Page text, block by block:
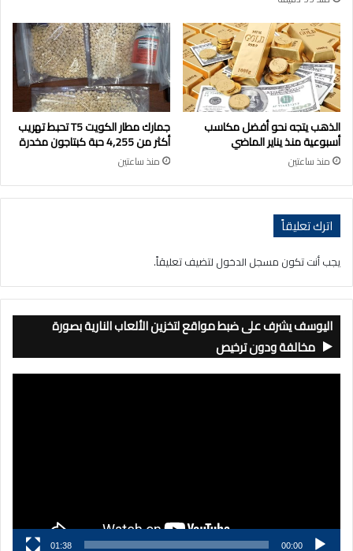
الذهب يتجه نحو أفضل مكاسب
أسبوعية منذ يناير الماضي
منذ ساعتين
جمارك مطار الكويت T5 تحبط تهريب
أكثر من 4,255 حبة كبتاجون مخدرة
منذ ساعتين
اترك تعليقاً
يجب أنت تكون مسجل الدخول لتضيف تعليقاً.
اليوسف يشرف على ضبط مواقع لتخزين الألعاب النارية بصورة
مخالفة ودون ترخيص
00:00
01:38